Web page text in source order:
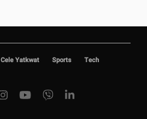
Cele Yatkwat Sports Tech